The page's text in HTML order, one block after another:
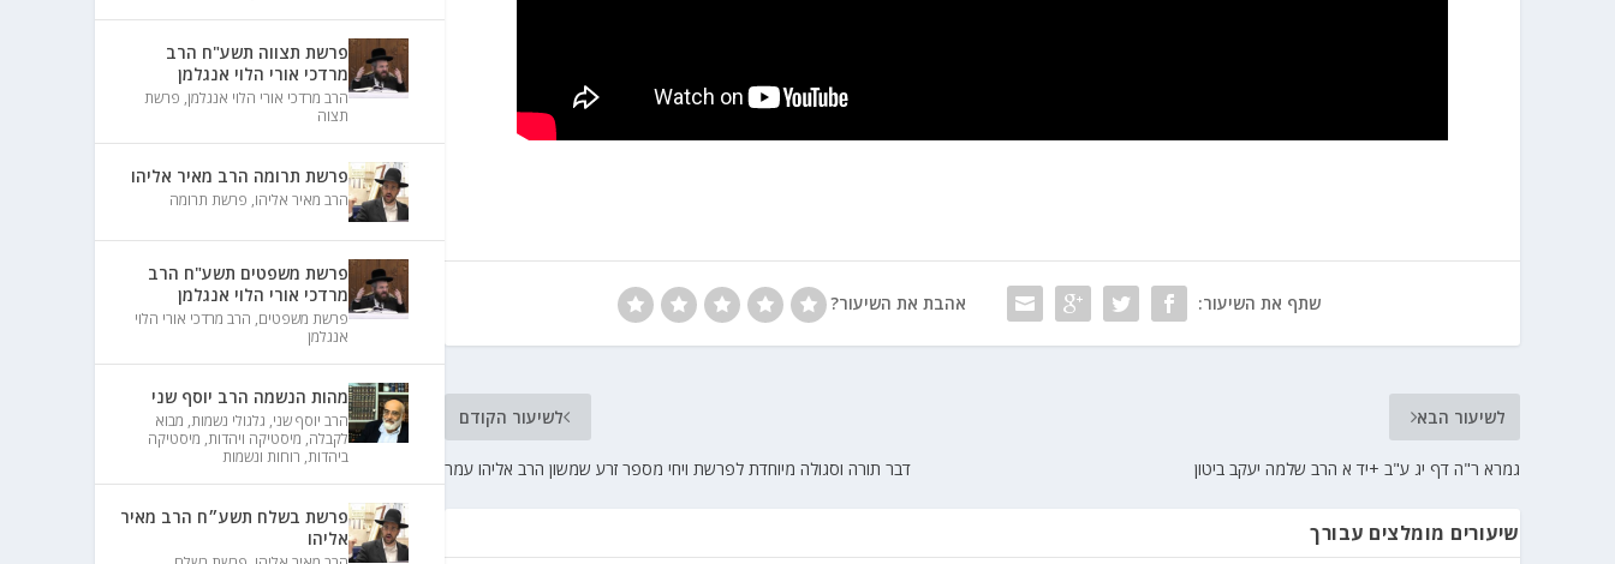
שתף את השיעור: אהבת את השיעור?
לשיעור הקודם
דבר תורה וסגולה מיוחדת לפרשת ויחי מספר זרע שמשון הרב אליהו עמר
לשיעור הבא
גמרא ר"ה דף יג ע"ב +יד א הרב שלמה יעקב ביטון
שיעורים מומלצים עבורך
פרשת תצווה תשע"ח הרב
מרדכי אורי הלוי אנגלמן
הרב מרדכי אורי הלוי אנגלמן, פרשת
תצוה
פרשת תרומה הרב מאיר אליהו
הרב מאיר אליהו, פרשת תרומה
פרשת משפטים תשע"ח הרב
מרדכי אורי הלוי אנגלמן
פרשת משפטים, הרב מרדכי אורי הלוי
אנגלמן
מהות הנשמה הרב יוסף שני
הרב יוסף שני, גלגולי נשמות, מבוא
לקבלה, מיסטיקה ויהדות, מיסטיקה
ביהדות, רוחות ונשמות
פרשת בשלח תשע״ח הרב מאיר
אליהו